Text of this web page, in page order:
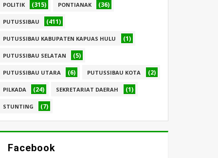
POLITIK (315) PONTIANAK (36)
PUTUSSIBAU (411)
PUTUSSIBAU KABUPATEN KAPUAS HULU (1)
PUTUSSIBAU SELATAN (5)
PUTUSSIBAU UTARA (6) PUTUSSIBAU KOTA (2)
PILKADA (24) SEKRETARIAT DAERAH (1)
STUNTING (7)
Facebook